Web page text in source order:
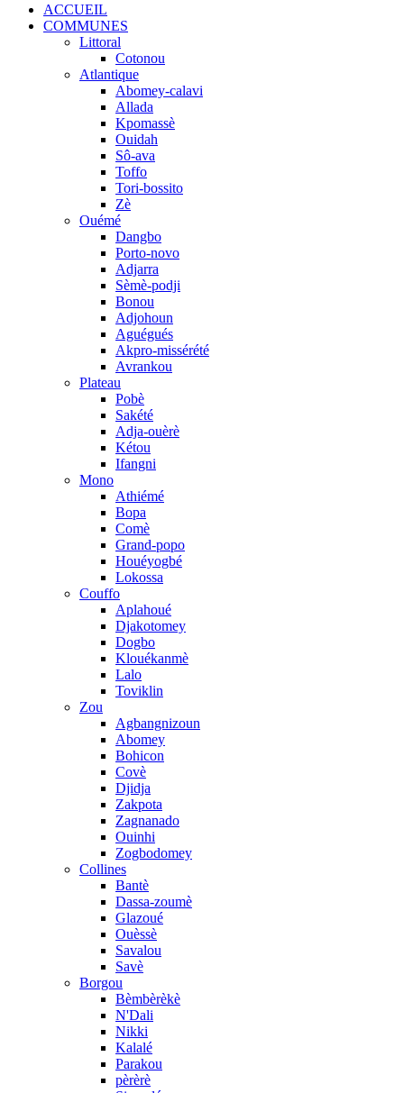
ACCUEIL
COMMUNES
Littoral
Cotonou
Atlantique
Abomey-calavi
Allada
Kpomassè
Ouidah
Sô-ava
Toffo
Tori-bossito
Zè
Ouémé
Dangbo
Porto-novo
Adjarra
Sèmè-podji
Bonou
Adjohoun
Aguégués
Akpro-missérété
Avrankou
Plateau
Pobè
Sakété
Adja-ouèrè
Kétou
Ifangni
Mono
Athiémé
Bopa
Comè
Grand-popo
Houéyogbé
Lokossa
Couffo
Aplahoué
Djakotomey
Dogbo
Klouékanmè
Lalo
Toviklin
Zou
Agbangnizoun
Abomey
Bohicon
Covè
Djidja
Zakpota
Zagnanado
Ouinhi
Zogbodomey
Collines
Bantè
Dassa-zoumè
Glazoué
Ouèssè
Savalou
Savè
Borgou
Bèmbèrèkè
N'Dali
Nikki
Kalalé
Parakou
pèrèrè